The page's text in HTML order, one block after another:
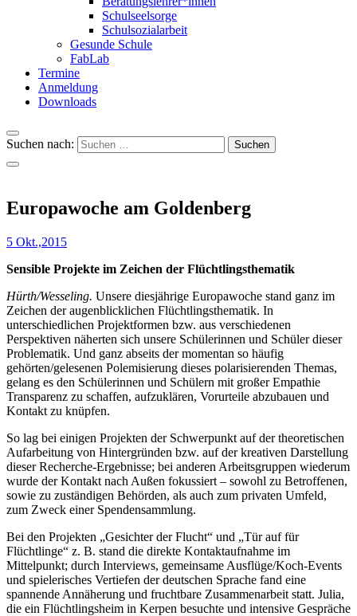
Schulseelsorge
Schulsozialarbeit
Gesunde Schule
FabLab
Termine
Anmeldung
Downloads
Suchen nach:
Europawoche am Goldenberg
5 Okt.,2015
Sensible Projekte im Zeichen der Flüchtlingsthematik
Hürth/Wesseling. Unsere diesjährige Europawoche stand ganz im
Zeichen der augenblicklichen Flüchtlingsthematik. In
unterschiedlichen Projektformen bzw. aus verschiedenen
Perspektiven näherten sich unsere Schülerinnen und Schüler dieser
Problematik. Und ganz abseits der momentan so häufig
gehörten/gelesenen Polemisierung dieses polarisierenden Themas,
gelang es den Schülerinnen und Schülern mit großer Empathie
Transparenz zu schaffen, aufzuklären, Vorurteile abzubauen und
Kontakt zu knüpfen.
So lag bei einigen Projekten der Schwerpunkt auf der theoretischen
Aufarbeitung von Hintergründen bzw. auf der kreativen Darstellung
dieser Recherche-Ergebnisse; bei anderen Arbeitsgruppen wiederum
wurde der Kontakt nach Außen fokussiert – sowohl zu Betroffenen,
sowie zu zuständigen Behörden, als auch zum privaten Umfeld,
zum Zweck einer Spendensammlung.
Bei den Projekten „Gesichter der Flucht“ und „Tür auf für
Flüchtlinge“ z. B. stand die direkte Kontaktaufnahme im
Mittelpunkt; durch Interviews, gemeinsame Ausflüge/Koch-Events
und spielerisches Vertiefen der deutschen Sprache fand eine
spannende Annäherung und fruchtbare Zusammenarbeit statt. Julia,
die ein Flüchtlingsheim in Kerpen besuchte und intensive Gespräche